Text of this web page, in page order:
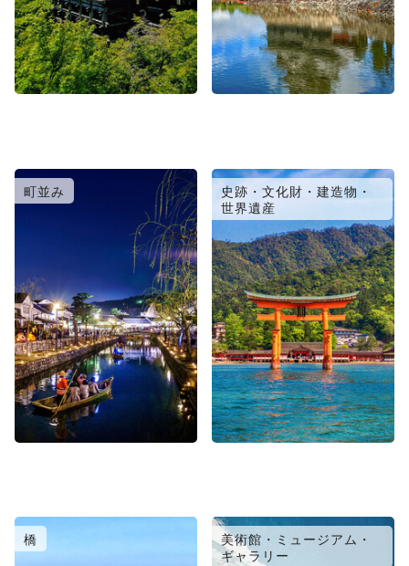
町並み
史跡・文化財・建造物・
世界遺産
橋
美術館・ミュージアム・
ギャラリー